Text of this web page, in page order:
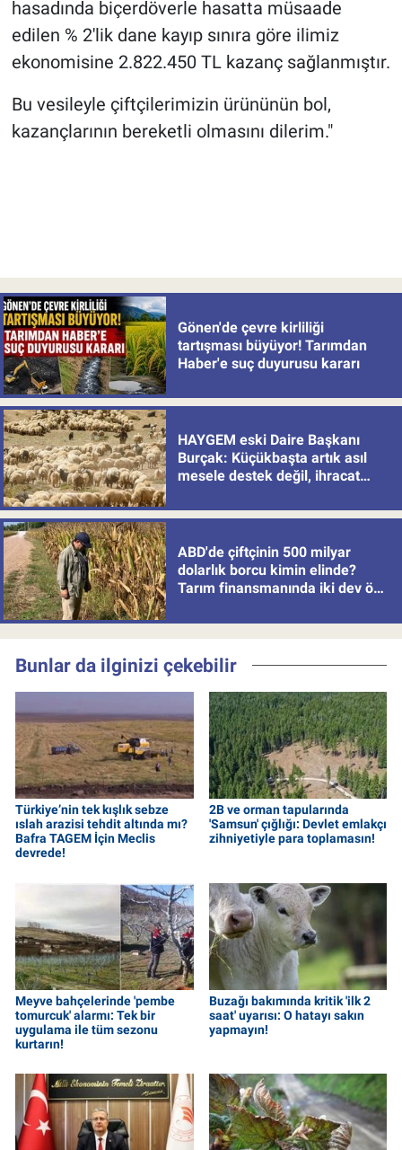
hasadında biçerdöverle hasatta müsaade
edilen % 2'lik dane kayıp sınıra göre ilimiz
ekonomisine 2.822.450 TL kazanç sağlanmıştır.
Bu vesileyle çiftçilerimizin ürününün bol,
kazançlarının bereketli olmasını dilerim."
Gönen'de çevre kirliliği
tartışması büyüyor! Tarımdan
Haber'e suç duyurusu kararı
HAYGEM eski Daire Başkanı
Burçak: Küçükbaşta artık asıl
mesele destek değil, ihracat
ABD'de çiftçinin 500 milyar
dolarlık borcu kimin elinde?
Tarım finansmanında iki dev öne
Bunlar da ilginizi çekebilir
Türkiye’nin tek kışlık sebze
ıslah arazisi tehdit altında mı?
Bafra TAGEM İçin Meclis
devrede!
2B ve orman tapularında
'Samsun' çığlığı: Devlet emlakçı
zihniyetiyle para toplamasın!
Meyve bahçelerinde 'pembe
tomurcuk' alarmı: Tek bir
uygulama ile tüm sezonu
kurtarın!
Buzağı bakımında kritik 'ilk 2
saat' uyarısı: O hatayı sakın
yapmayın!